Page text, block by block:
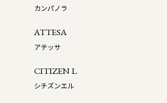
カンパノラ
ATTESA
アテッサ
CITIZEN L
シチズンエル